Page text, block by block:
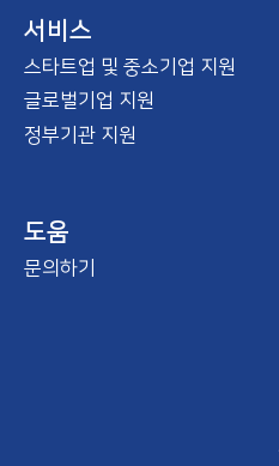
서비스
스타트업 및 중소기업 지원
글로벌기업 지원
정부기관 지원
도움
문의하기